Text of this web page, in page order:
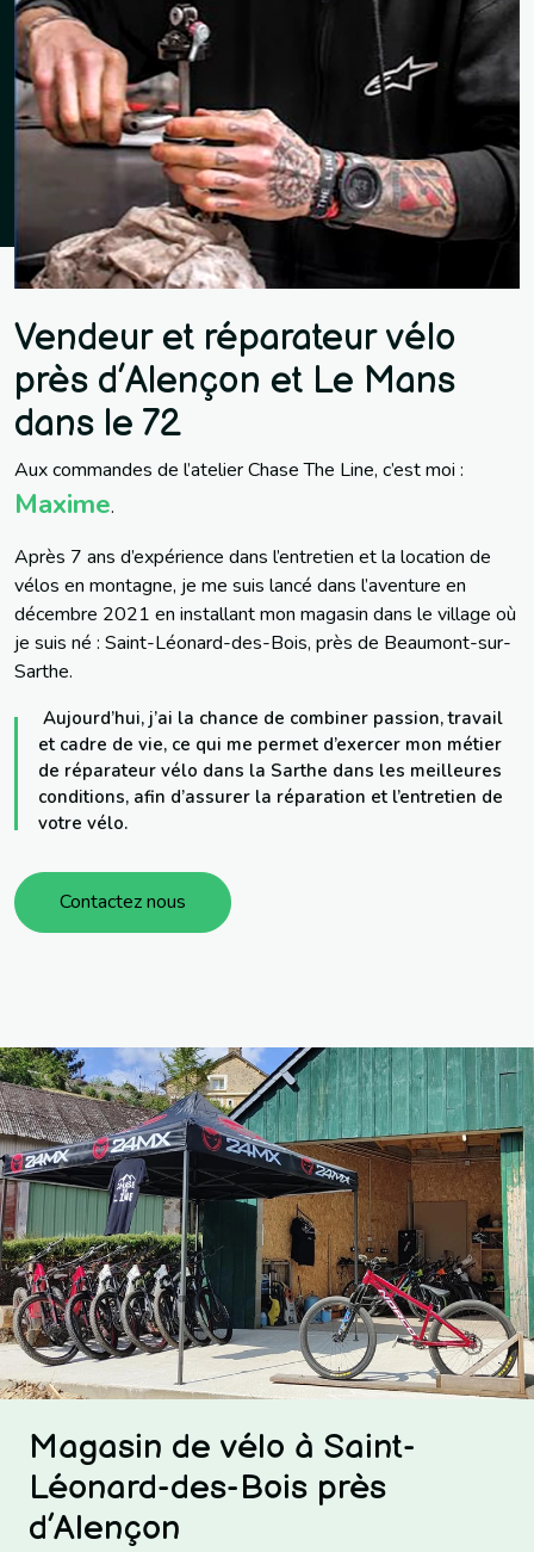
Vendeur et réparateur vélo
près d’Alençon et Le Mans
dans le 72
Aux commandes de l’atelier Chase The Line, c’est moi :
Maxime.
Après 7 ans d’expérience dans l’entretien et la location de
vélos en montagne, je me suis lancé dans l’aventure en
décembre 2021 en installant mon magasin dans le village où
je suis né : Saint-Léonard-des-Bois, près de Beaumont-sur-
Sarthe.
Aujourd’hui, j’ai la chance de combiner passion, travail
et cadre de vie, ce qui me permet d’exercer mon métier
de réparateur vélo dans la Sarthe dans les meilleures
conditions, afin d’assurer la réparation et l’entretien de
votre vélo.
Contactez nous
Magasin de vélo à Saint-
Léonard-des-Bois près
d’Alençon